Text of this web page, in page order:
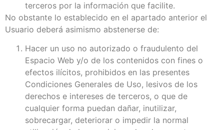
terceros por la información que facilite.
No obstante lo establecido en el apartado anterior el
Usuario deberá asimismo abstenerse de:
Hacer un uso no autorizado o fraudulento del
Espacio Web y/o de los contenidos con fines o
efectos ilícitos, prohibidos en las presentes
Condiciones Generales de Uso, lesivos de los
derechos e intereses de terceros, o que de
cualquier forma puedan dañar, inutilizar,
sobrecargar, deteriorar o impedir la normal